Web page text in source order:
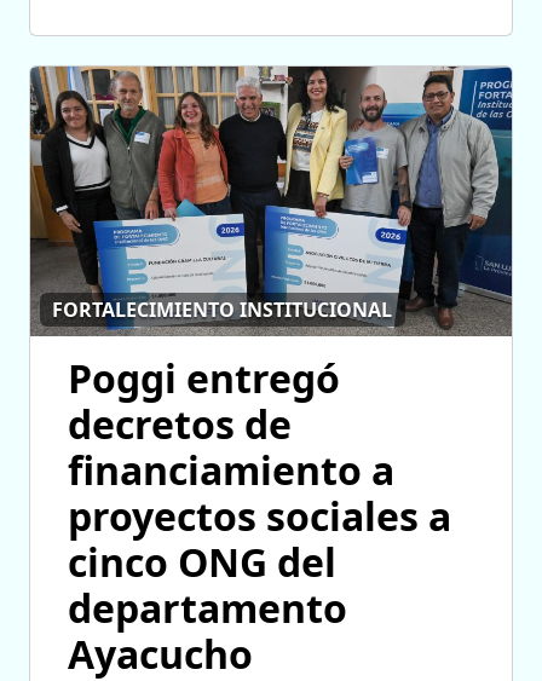
FORTALECIMIENTO INSTITUCIONAL
Poggi entregó
decretos de
financiamiento a
proyectos sociales a
cinco ONG del
departamento
Ayacucho